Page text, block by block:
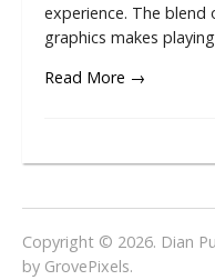
experience. The
graphics makes
Read More →
Copyright © 2026. Dian
by GrovePixels.